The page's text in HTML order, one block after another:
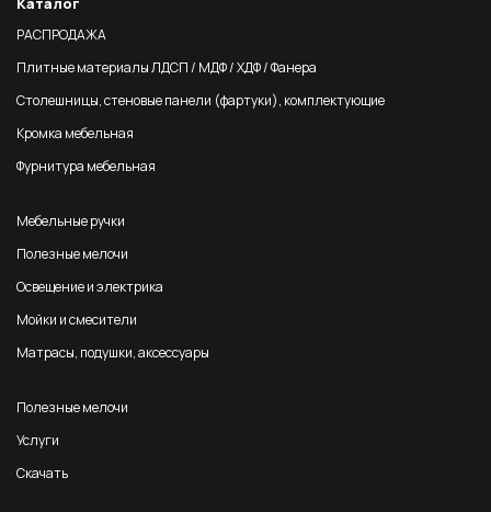
РАСПРОДАЖА
Плитные материалы ЛДСП / МДФ / ХДФ / Фанера
Столешницы, стеновые панели (фартуки), комплектующие
Кромка мебельная
Фурнитура мебельная
Мебельные ручки
Полезные мелочи
Освещение и электрика
Мойки и смесители
Матрасы, подушки, аксессуары
Полезные мелочи
Услуги
Скачать